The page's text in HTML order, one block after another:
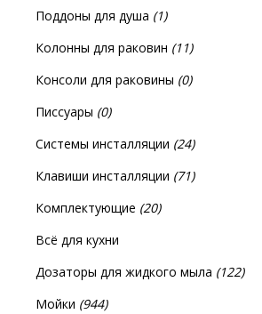
Поддоны для душа (1)
Колонны для раковин (11)
Консоли для раковины (0)
Писсуары (0)
Системы инсталляции (24)
Клавиши инсталляции (71)
Комплектующие (20)
Всё для кухни
Дозаторы для жидкого мыла (122)
Мойки (944)